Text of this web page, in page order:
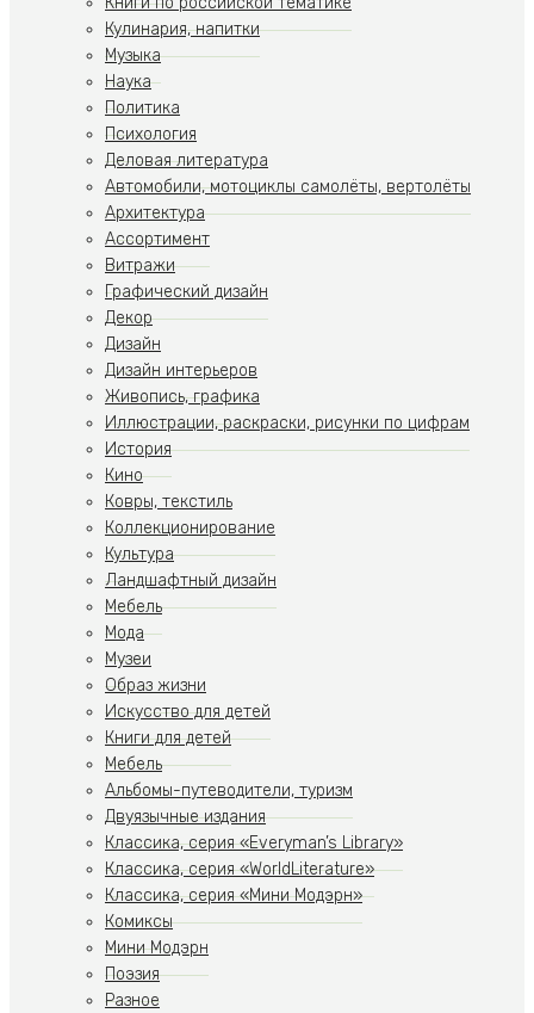
Кулинария, напитки
Музыка
Наука
Политика
Психология
Деловая литература
Автомобили, мотоциклы самолёты, вертолёты
Архитектура
Ассортимент
Витражи
Графический дизайн
Декор
Дизайн
Дизайн интерьеров
Живопись, графика
Иллюстрации, раскраски, рисунки по цифрам
История
Кино
Ковры, текстиль
Коллекционирование
Культура
Ландшафтный дизайн
Мебель
Мода
Музеи
Образ жизни
Искусство для детей
Книги для детей
Мебель
Альбомы-путеводители, туризм
Двуязычные издания
Классика, серия «Everyman’s Library»
Классика, серия «WorldLiterature»
Классика, серия «Мини Модэрн»
Комиксы
Мини Модэрн
Поэзия
Разное